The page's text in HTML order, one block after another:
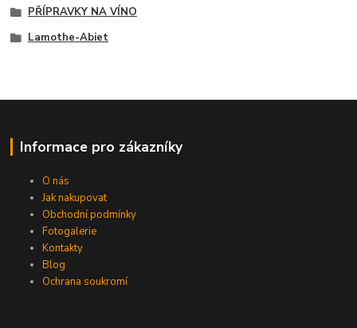
PŘÍPRAVKY NA VÍNO
Lamothe-Abiet
Informace pro zákazníky
O nás
Jak nakupovat
Obchodní podmínky
Fotogalerie
Kontakty
Blog
Ochrana soukromí